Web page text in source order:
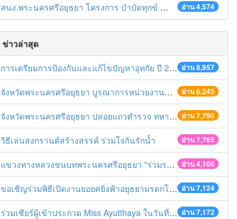
อ่าน 4,574
สนง.พระนครศรีอยุธยา โครงการ บำบัดทุกข์ บำรุงสุขสร้างรอยยิ้มให้ประชาชน (จังหวัดเคลื่อนที่)
ข่าวล่าสุด
อ่าน 8,957
การเตรียมการป้องกันและแก้ไขปัญหาอุทกัย ปี 2561
อ่าน 6,243
จังหวัดพระนครศรีอยุธยา บูรณาการหน่วยงานที่เกี่ยวข้อง ลงพื้นที่จัดระเบียบและดำเนินมาตรการตามบทลงโทษสูงสุดกับผู้ประกอบการร้านค้าที่ยังฝ่าฝืนตั้งร้านค้ารุกล้ำเขตพื้นที่ทางหลวง เตรียมความปลอดภัยก่อนเทศกาลสงกรานต์
อ่าน 7,790
จังหวัดพระนครศรีอยุธยา ปล่อยแถวตำรวจ ทหาร ฝ่ายปกครอง กว่า 100 นาย ตรวจเข้มท่ารถสาธารณะ สถานีขนส่งรถโดยสาร วินรถตู้ และสถานีรถไฟ เตรียมรับมือเทศกาลสงกรานต์
อ่าน 7,765
วิธีเล่นสงกรานต์สร้างสรรค์ ร่วมใจกันรักน้ำ
อ่าน 4,106
แขวงทางหลวงชนบทพระนครศรีอยุธยา "ร่วมรณรงค์ ขับช้า เปิดไฟหน้า คาดเข็มขัด" เทศกาลสงกรานต์ ปี 2561
อ่าน 7,124
ขอเชิญร่วมพิธีเปิดงานยอยศยิ่งฟ้าอยุธยามรดกโลก
อ่าน 7,172
ร่วมเชียร์ผู้เข้าประกวด Miss Ayutthaya ในวันที่ 15 ธันวาคม 2560